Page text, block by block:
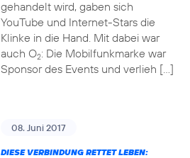
gehandelt wird, gaben sich
YouTube und Internet-Stars die
Klinke in die Hand. Mit dabei war
auch O2: Die Mobilfunkmarke war
Sponsor des Events und verlieh […]
08. Juni 2017
DIESE VERBINDUNG RETTET LEBEN: